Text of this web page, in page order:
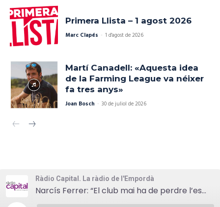
Primera Llista – 1 agost 2026
Marc Clapés - 1 d'agost de 2026
Martí Canadell: «Aquesta idea
de la Farming League va néixer
fa tres anys»
Joan Bosch - 30 de juliol de 2026
Ràdio Capital. La ràdio de l'Empordà
Narcís Ferrer: “El club mai ha de perdre l’essència de saber d’on ve i qui és”